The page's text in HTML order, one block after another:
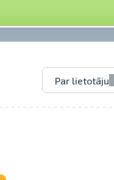
Par lietotāju